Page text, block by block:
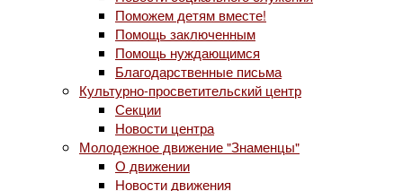
Поможем детям вместе!
Помощь заключенным
Помощь нуждающимся
Благодарственные письма
Культурно-просветительский центр
Секции
Новости центра
Молодежное движение "Знаменцы"
О движении
Новости движения